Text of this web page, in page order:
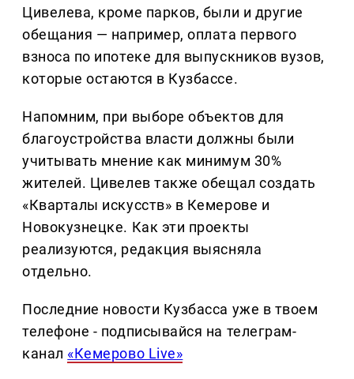
Цивелева, кроме парков, были и другие
обещания — например, оплата первого
взноса по ипотеке для выпускников вузов,
которые остаются в Кузбассе.
Напомним, при выборе объектов для
благоустройства власти должны были
учитывать мнение как минимум 30%
жителей. Цивелев также обещал создать
«Кварталы искусств» в Кемерове и
Новокузнецке. Как эти проекты
реализуются, редакция выясняла
отдельно.
Последние новости Кузбасса уже в твоем
телефоне - подписывайся на телеграм-
канал «Кемерово Live»